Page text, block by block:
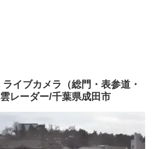
イブカメラ（総門・表参道・
レーダー/千葉県成田市